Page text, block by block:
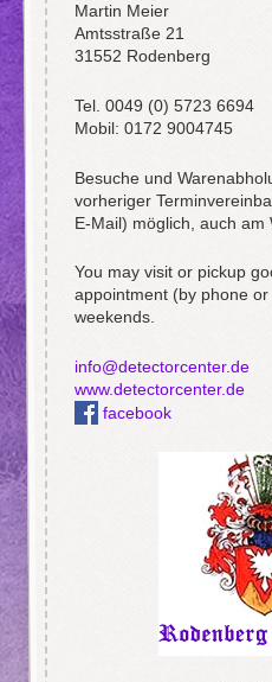
Martin Meier
Amtsstraße 21
31552 Rodenberg
Tel. 0049 (0) 5723 6694
Mobil: 0172 9004745
Besuche und
vorheriger
E-Mail) möglich, auch am
You may visit or pickup
appointment (by phone
weekends.
info@detectorcenter.de
www.detectorcenter.de
facebook